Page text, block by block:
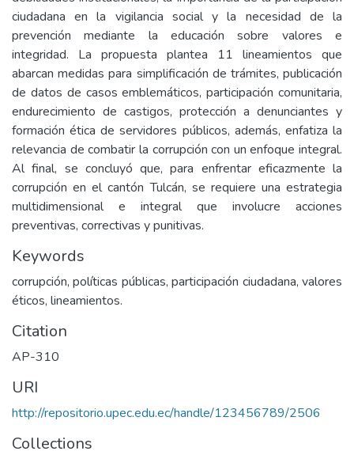
ciudadana en la vigilancia social y la necesidad de la
prevención mediante la educación sobre valores e
integridad. La propuesta plantea 11 lineamientos que
abarcan medidas para simplificación de trámites, publicación
de datos de casos emblemáticos, participación comunitaria,
endurecimiento de castigos, protección a denunciantes y
formación ética de servidores públicos, además, enfatiza la
relevancia de combatir la corrupción con un enfoque integral.
Al final, se concluyó que, para enfrentar eficazmente la
corrupción en el cantón Tulcán, se requiere una estrategia
multidimensional e integral que involucre acciones
preventivas, correctivas y punitivas.
Keywords
corrupción, políticas públicas, participación ciudadana, valores
éticos, lineamientos.
Citation
AP-310
URI
http://repositorio.upec.edu.ec/handle/123456789/2506
Collections